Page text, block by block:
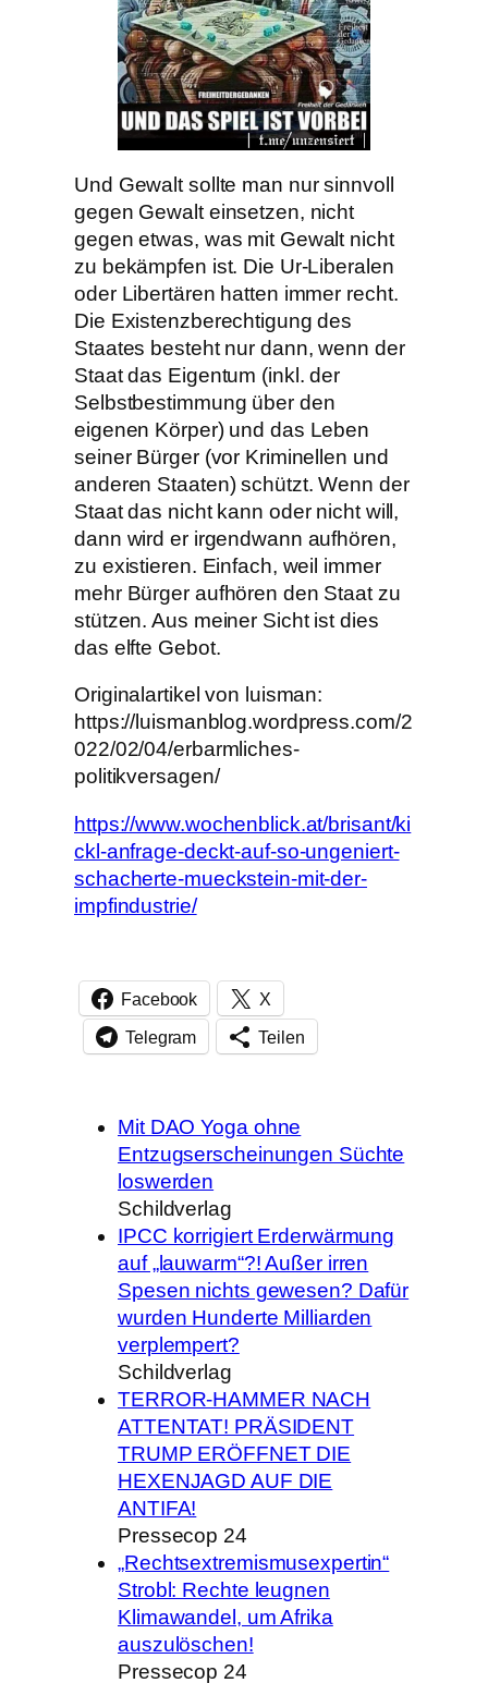
Und Gewalt sollte man nur sinnvoll
gegen Gewalt einsetzen, nicht
gegen etwas, was mit Gewalt nicht
zu bekämpfen ist. Die Ur-Liberalen
oder Libertären hatten immer recht.
Die Existenzberechtigung des
Staates besteht nur dann, wenn der
Staat das Eigentum (inkl. der
Selbstbestimmung über den
eigenen Körper) und das Leben
seiner Bürger (vor Kriminellen und
anderen Staaten) schützt. Wenn der
Staat das nicht kann oder nicht will,
dann wird er irgendwann aufhören,
zu existieren. Einfach, weil immer
mehr Bürger aufhören den Staat zu
stützen. Aus meiner Sicht ist dies
das elfte Gebot.
Originalartikel von luisman:
https://luismanblog.wordpress.com/2
022/02/04/erbarmliches-
politikversagen/
https://www.wochenblick.at/brisant/ki
ckl-anfrage-deckt-auf-so-ungeniert-
schacherte-mueckstein-mit-der-
impfindustrie/
Facebook X
Telegram Teilen
Mit DAO Yoga ohne
Entzugserscheinungen Süchte
loswerden
Schildverlag
IPCC korrigiert Erderwärmung
auf „lauwarm“?! Außer irren
Spesen nichts gewesen? Dafür
wurden Hunderte Milliarden
verplempert?
Schildverlag
TERROR-HAMMER NACH
ATTENTAT! PRÄSIDENT
TRUMP ERÖFFNET DIE
HEXENJAGD AUF DIE
ANTIFA!
Pressecop 24
„Rechtsextremismusexpertin“
Strobl: Rechte leugnen
Klimawandel, um Afrika
auszulöschen!
Pressecop 24